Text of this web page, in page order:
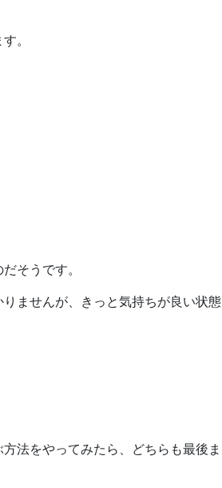
。
そうです。
ませんが、きっと気持ちが良い状態
法をやってみたら、どちらも最後ま